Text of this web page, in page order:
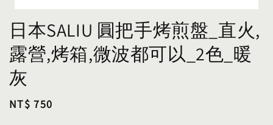
日本SALIU 圓把手烤煎盤_直火,
露營,烤箱,微波都可以_2色_暖
灰
Regular
NT$ 750